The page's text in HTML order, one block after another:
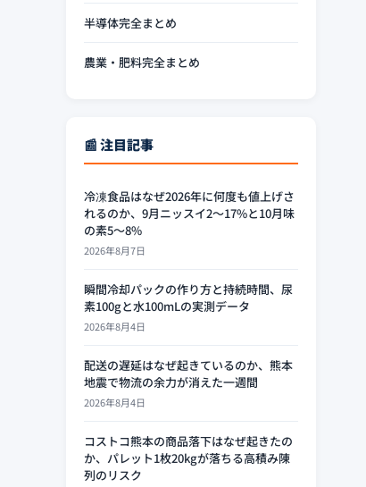
半導体完全まとめ
農業・肥料完全まとめ
📰 注目記事
冷凍食品はなぜ2026年に何度も値上げさ
れるのか、9月ニッスイ2〜17%と10月味
の素5〜8%
2026年8月7日
瞬間冷却パックの作り方と持続時間、尿
素100gと水100mLの実測データ
2026年8月4日
配送の遅延はなぜ起きているのか、熊本
地震で物流の余力が消えた一週間
2026年8月4日
コストコ熊本の商品落下はなぜ起きたの
か、パレット1枚20kgが落ちる高積み陳
列のリスク